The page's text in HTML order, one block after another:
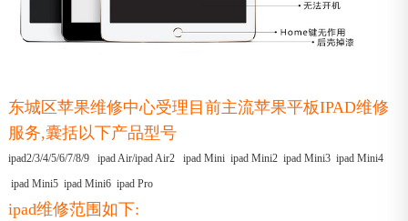
东城区苹果维修中心受理目前主流苹果平板IPAD维修
服务,囊括以下产品型号
ipad2/3/4/5/6/7/8/9 ipad Air/ipad Air2 ipad Mini ipad Mini2 ipad Mini3 ipad Mini4
ipad Mini5 ipad Mini6 ipad Pro
ipad维修范围如下: